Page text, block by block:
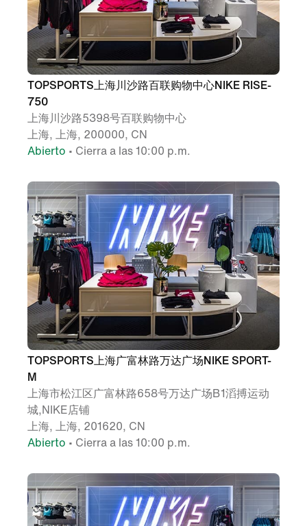
TOPSPORTS上海川沙路百联购物中心NIKE RISE-
750
上海川沙路5398号百联购物中心
上海, 上海, 200000, CN
Abierto • Cierra a las 10:00 p.m.
TOPSPORTS上海广富林路万达广场NIKE SPORT-
M
上海市松江区广富林路658号万达广场B1滔搏运动
城,NIKE店铺
上海, 上海, 201620, CN
Abierto • Cierra a las 10:00 p.m.